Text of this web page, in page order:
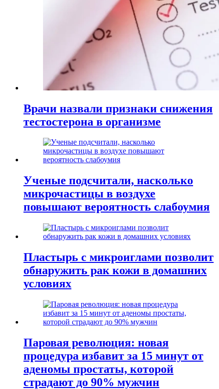
Врачи назвали признаки снижения
тестостерона в организме
Ученые подсчитали, насколько
микрочастицы в воздухе
повышают вероятность слабоумия
Пластырь с микроиглами позволит
обнаружить рак кожи в домашних
условиях
Паровая революция: новая
процедура избавит за 15 минут от
аденомы простаты, которой
страдают до 90% мужчин